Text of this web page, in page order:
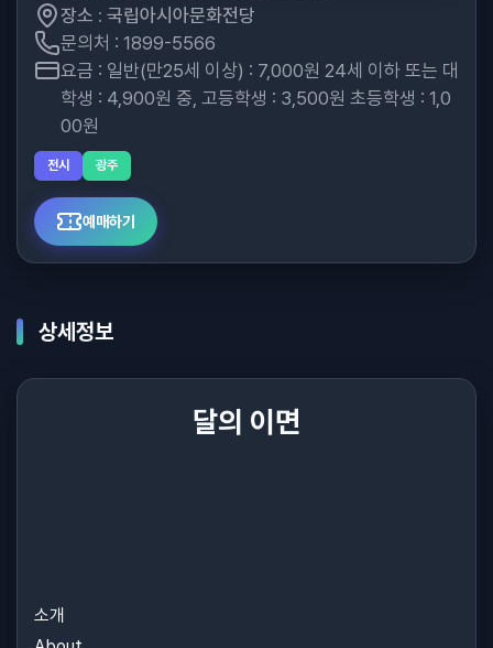
장소 : 국립아시아문화전당
문의처 : 1899-5566
요금 : 일반(만25세 이상) : 7,000원 24세 이하 또는 대
학생 : 4,900원 중, 고등학생 : 3,500원 초등학생 : 1,0
00원
전시 광주
예매하기
상세정보
달의 이면
소개